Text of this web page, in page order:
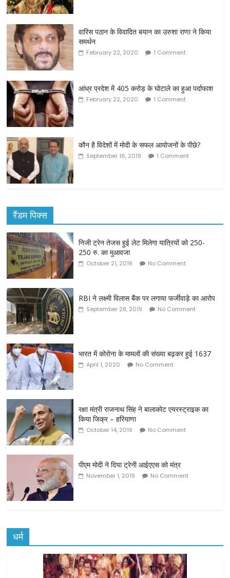
वारिस पठान के विवादित बयान का उरुशा राणा ने किया
समर्थन
February 22, 2020 1 Comment
आंध्र प्रदेश में 405 करोड़ के घोटाले का हुआ पर्दाफाश
February 22, 2020 1 Comment
कौन है विदेशों में मोदी के सफल आयोजनों के पीछे?
September 16, 2019 1 Comment
रैंडम पिक्स
निजी ट्रेन तेजस हुई लेट मिलेगा यात्रियों को 250-
250 रु. का मुआवजा
October 21, 2019 No Comment
RBI ने लक्ष्मी विलास बैंक पर लगाया फर्जीवाड़े का आरोप
September 28, 2019 No Comment
भारत में कोरोना के मामलों की संख्या बढ़कर हुई 1637
April 1, 2020 No Comment
रक्षा मंत्री राजनाथ सिंह ने बालाकोट एयरस्ट्राइक का
किया जिक्र – हरियाणा
October 14, 2019 No Comment
पीएम मोदी ने दिया ट्रेनी आईएएस को मंत्र
November 1, 2019 No Comment
धर्म